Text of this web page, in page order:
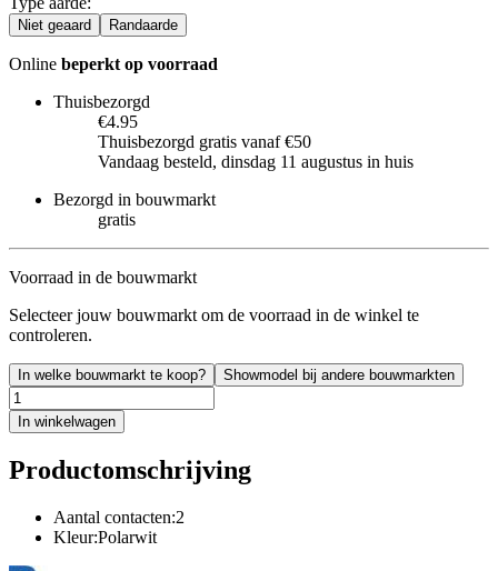
Niet geaard Randaarde
Online beperkt op voorraad
Thuisbezorgd
€4.95
Thuisbezorgd gratis vanaf €50
Vandaag besteld, dinsdag 11 augustus in huis
Bezorgd in bouwmarkt
gratis
Voorraad in de bouwmarkt
Selecteer jouw bouwmarkt om de voorraad in de winkel te
controleren.
In welke bouwmarkt te koop? Showmodel bij andere bouwmarkten
In winkelwagen
Productomschrijving
Aantal contacten:2
Kleur:Polarwit